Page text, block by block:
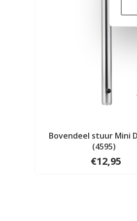
Bovendeel stuur Mini
(4595)
€12,95